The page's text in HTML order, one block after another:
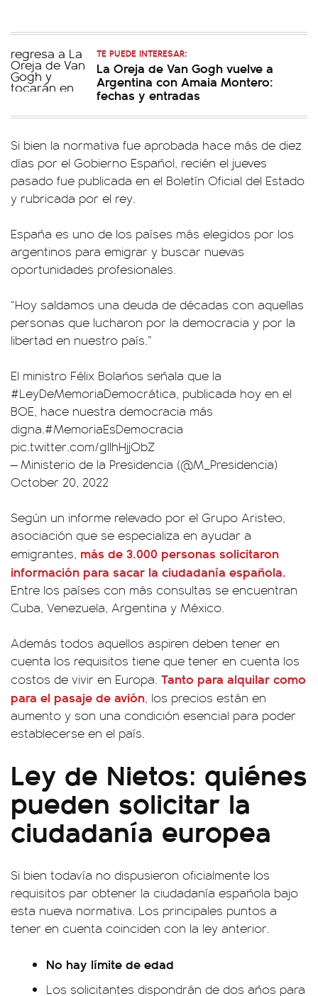
TE PUEDE INTERESAR:
La Oreja de Van Gogh vuelve a
Argentina con Amaia Montero:
fechas y entradas
Si bien la normativa fue aprobada hace más de diez
días por el Gobierno Español, recién el jueves
pasado fue publicada en el Boletín Oficial del Estado
y rubricada por el rey.
España es uno de los países más elegidos por los
argentinos para emigrar y buscar nuevas
oportunidades profesionales.
“Hoy saldamos una deuda de décadas con aquellas
personas que lucharon por la democracia y por la
libertad en nuestro país.”
El ministro Félix Bolaños señala que la
#LeyDeMemoriaDemocrática, publicada hoy en el
BOE, hace nuestra democracia más
digna.#MemoriaEsDemocracia
pic.twitter.com/gllhHjjObZ
— Ministerio de la Presidencia (@M_Presidencia)
October 20, 2022
Según un informe relevado por el Grupo Aristeo,
asociación que se especializa en ayudar a
emigrantes, más de 3.000 personas solicitaron
información para sacar la ciudadanía española.
Entre los países con más consultas se encuentran
Cuba, Venezuela, Argentina y México.
Además todos aquellos aspiren deben tener en
cuenta los requisitos tiene que tener en cuenta los
costos de vivir en Europa. Tanto para alquilar como
para el pasaje de avión, los precios están en
aumento y son una condición esencial para poder
establecerse en el país.
Ley de Nietos: quiénes
pueden solicitar la
ciudadanía europea
Si bien todavía no dispusieron oficialmente los
requisitos par obtener la ciudadanía española bajo
esta nueva normativa. Los principales puntos a
tener en cuenta coinciden con la ley anterior.
No hay límite de edad
Los solicitantes dispondrán de dos años para